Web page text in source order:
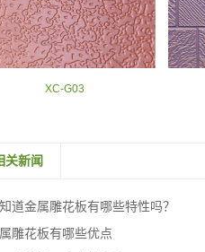
XC-G03
关新闻
道金属雕花板有哪些特性吗？
雕花板有哪些优点